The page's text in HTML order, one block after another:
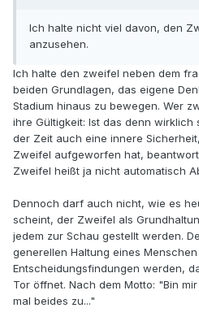
Ich halte nicht viel davon, den
anzusehen.
Ich halte den zweifel neben dem
beiden Grundlagen, das eigene
Stadium hinaus zu bewegen. Wer
ihre Gültigkeit: Ist das denn
der Zeit auch eine innere
Zweifel aufgeworfen hat,
Zweifel heißt ja nicht automatisch
Dennoch darf auch nicht, wie es
scheint, der Zweifel als
jedem zur Schau gestellt werden.
generellen Haltung eines
Entscheidungsfindungen werden,
Tor öffnet. Nach dem Motto: "Bin
mal beides zu..."